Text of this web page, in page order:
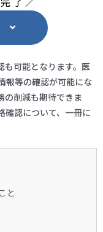
も可能となります。医
報等の確認が可能にな
の削減も期待できま
確認について、一冊に
と